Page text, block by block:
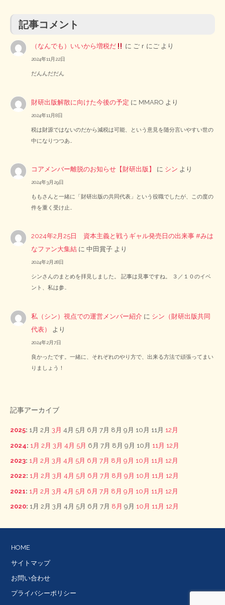
記事コメント
（なんでも）いいから増税だ に ごｒにご より
2024年11月22日
だんんだだん
財研出版解散に向けた今後の予定 に MMARO より
2024年11月8日
税は財源ではないのだから減税は可能、という意見を随分言いやすい世の
中になりつつあ…
コアメンバー離脱のお知らせ【財研出版】 に シン より
2024年3月29日
ももさんと一緒に「財研出版の共同代表」という役職でしたが、この度の
件を重く受け止…
2024年2月25日 資本主義と戦うギャル発売日の出来事 #みは
なファン大集結 に中田賞子 より
2024年2月28日
シンさんのまとめを拝見しました。 記事は見事ですね。 ３／１０のイベ
ント、私は参…
私（シン）視点での運営メンバー紹介 に シン（財研出版共同
代表）
より
2024年2月7日
良かったです。一緒に、それぞれのやり方で、出来る方法で頑張ってまい
りましょう！
記事アーカイブ
2025: 1月 2月 3月 4月 5月 6月 7月 8月 9月 10月 11月 12月
2024: 1月 2月 3月 4月 5月 6月 7月 8月 9月 10月 11月 12月
2023: 1月 2月 3月 4月 5月 6月 7月 8月 9月 10月 11月 12月
2022: 1月 2月 3月 4月 5月 6月 7月 8月 9月 10月 11月 12月
2021: 1月 2月 3月 4月 5月 6月 7月 8月 9月 10月 11月 12月
2020: 1月 2月 3月 4月 5月 6月 7月 8月 9月 10月 11月 12月
HOME
サイトマップ
お問い合わせ
プライバシーポリシー